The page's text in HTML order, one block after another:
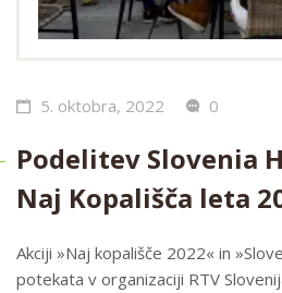
5. oktobra, 2022 0
Podelitev Slovenia
Naj Kopališča leta
Akciji »Naj kopališče 2022« in
potekata v organizaciji RTV